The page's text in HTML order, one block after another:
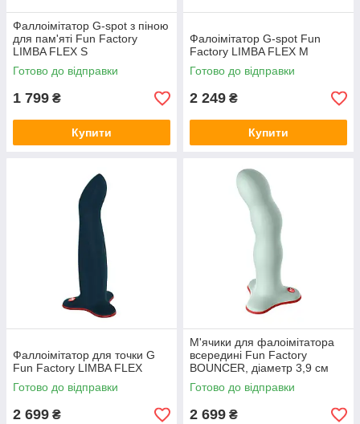
Фаллоімітатор G-spot з піною
для пам'яті Fun Factory
LIMBA FLEX S
Готово до відправки
1 799 ₴
Купити
Фалоімітатор G-spot Fun
Factory LIMBA FLEX M
Готово до відправки
2 249 ₴
Купити
Фаллоімітатор для точки G
Fun Factory LIMBA FLEX
Готово до відправки
2 699 ₴
М'ячики для фалоімітатора
всередині Fun Factory
BOUNCER, діаметр 3,9 см
Готово до відправки
2 699 ₴